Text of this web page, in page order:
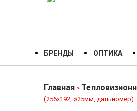
БРЕНДЫ ОПТИКА
Главная >
(256х192, ø25мм, дальномер)